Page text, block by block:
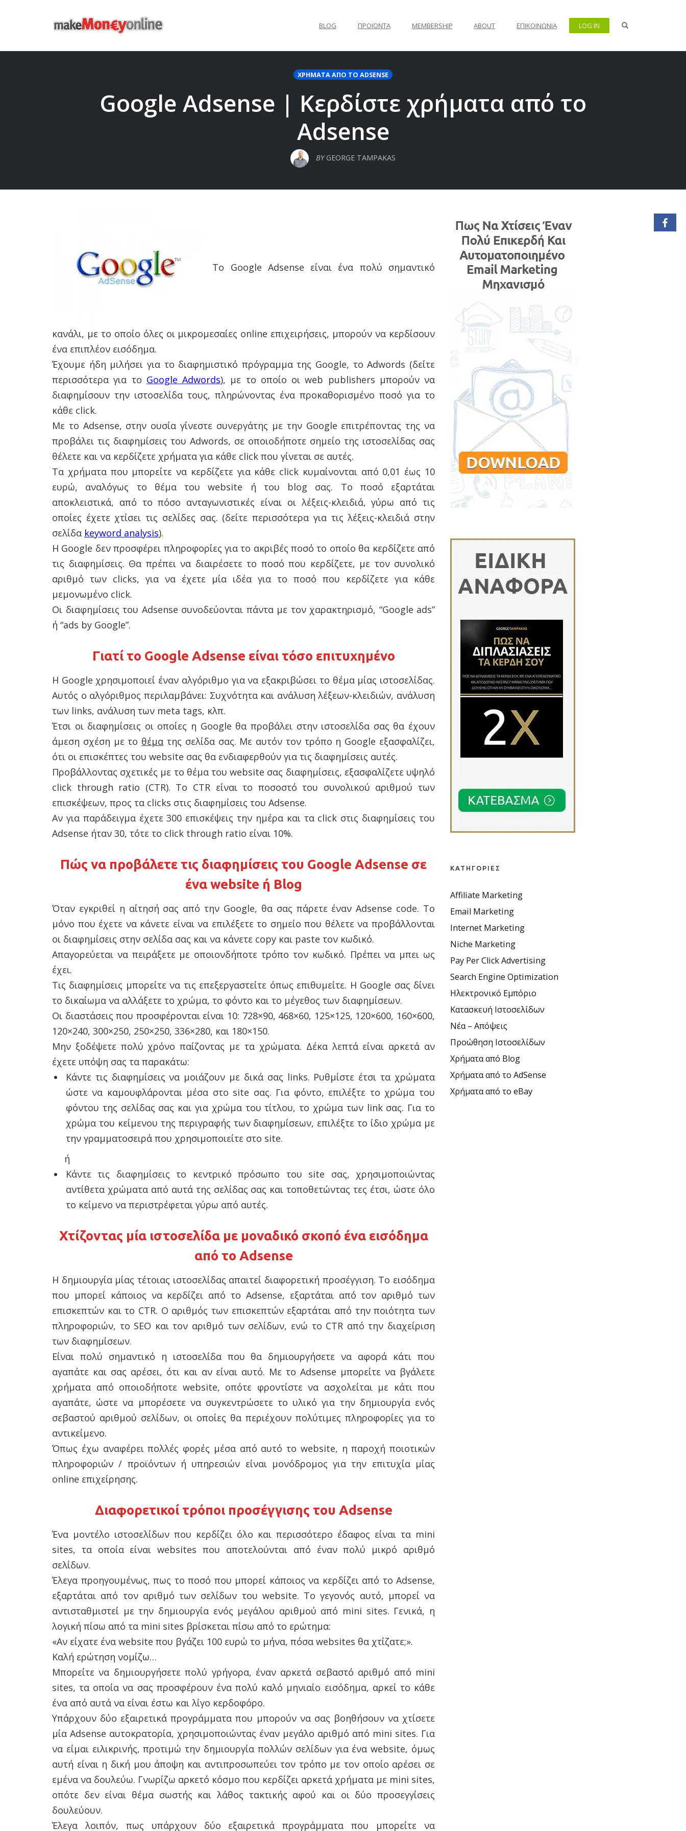
BLOG ΠΡΟΪΌΝΤΑ MEMBERSHIP ABOUT ΕΠΙΚΟΙΝΩΝΊΑ LOG IN
ΧΡΉΜΑΤΑ ΑΠΌ ΤΟ ADSENSE
Google Adsense | Κερδίστε χρήματα από το
Adsense
BY GEORGE TAMPAKAS
Το Google Adsense είναι ένα πολύ σημαντικό
κανάλι, με το οποίο όλες οι μικρομεσαίες online επιχειρήσεις, μπορούν να κερδίσουν
ένα επιπλέον εισόδημα.
Έχουμε ήδη μιλήσει για το διαφημιστικό πρόγραμμα της Google, το Αdwords (δείτε
περισσότερα για το Google Adwords), με το οποίο οι web publishers μπορούν να
διαφημίσουν την ιστοσελίδα τους, πληρώνοντας ένα προκαθορισμένο ποσό για το
κάθε click.
Με το Adsense, στην ουσία γίνεστε συνεργάτης με την Google επιτρέποντας της να
προβάλει τις διαφημίσεις του Adwords, σε οποιοδήποτε σημείο της ιστοσελίδας σας
θέλετε και να κερδίζετε χρήματα για κάθε click που γίνεται σε αυτές.
Τα χρήματα που μπορείτε να κερδίζετε για κάθε click κυμαίνονται από 0,01 έως 10
ευρώ, αναλόγως το θέμα του website ή του blog σας. Το ποσό εξαρτάται
αποκλειστικά, από το πόσο ανταγωνιστικές είναι οι λέξεις-κλειδιά, γύρω από τις
οποίες έχετε χτίσει τις σελίδες σας. (δείτε περισσότερα για τις λέξεις-κλειδιά στην
σελίδα keyword analysis).
Η Google δεν προσφέρει πληροφορίες για το ακριβές ποσό το οποίο θα κερδίζετε από
τις διαφημίσεις. Θα πρέπει να διαιρέσετε το ποσό που κερδίζετε, με τον συνολικό
αριθμό των clicks, για να έχετε μία ιδέα για το ποσό που κερδίζετε για κάθε
μεμονωμένο click.
Οι διαφημίσεις του Adsense συνοδεύονται πάντα με τον χαρακτηρισμό, “Google ads”
ή “ads by Google”.
Γιατί το Google Adsense είναι τόσο επιτυχημένο
Η Google χρησιμοποιεί έναν αλγόριθμο για να εξακριβώσει το θέμα μίας ιστοσελίδας.
Αυτός ο αλγόριθμος περιλαμβάνει: Συχνότητα και ανάλυση λέξεων-κλειδιών, ανάλυση
των links, ανάλυση των meta tags, κλπ.
Έτσι οι διαφημίσεις οι οποίες η Google θα προβάλει στην ιστοσελίδα σας θα έχουν
άμεση σχέση με το θέμα της σελίδα σας. Με αυτόν τον τρόπο η Google εξασφαλίζει,
ότι οι επισκέπτες του website σας θα ενδιαφερθούν για τις διαφημίσεις αυτές.
Προβάλλοντας σχετικές με το θέμα του website σας διαφημίσεις, εξασφαλίζετε υψηλό
click through ratio (CTR). Το CTR είναι το ποσοστό του συνολικού αριθμού των
επισκέψεων, προς τα clicks στις διαφημίσεις του Adsense.
Αν για παράδειγμα έχετε 300 επισκέψεις την ημέρα και τα click στις διαφημίσεις του
Adsense ήταν 30, τότε το click through ratio είναι 10%.
Πώς να προβάλετε τις διαφημίσεις του Google Adsense σε
ένα website ή Blog
Όταν εγκριθεί η αίτησή σας από την Google, θα σας πάρετε έναν Adsense code. Το
μόνο που έχετε να κάνετε είναι να επιλέξετε το σημείο που θέλετε να προβάλλονται
οι διαφημίσεις στην σελίδα σας και να κάνετε copy και paste τον κωδικό.
Απαγορεύεται να πειράξετε με οποιονδήποτε τρόπο τον κωδικό. Πρέπει να μπει ως
έχει.
Τις διαφημίσεις μπορείτε να τις επεξεργαστείτε όπως επιθυμείτε. Η Google σας δίνει
το δικαίωμα να αλλάξετε το χρώμα, το φόντο και το μέγεθος των διαφημίσεων.
Οι διαστάσεις που προσφέρονται είναι 10: 728×90, 468×60, 125×125, 120×600, 160×600,
120×240, 300×250, 250×250, 336×280, και 180×150.
Μην ξοδέψετε πολύ χρόνο παίζοντας με τα χρώματα. Δέκα λεπτά είναι αρκετά αν
έχετε υπόψη σας τα παρακάτω:
Κάντε τις διαφημίσεις να μοιάζουν με δικά σας links. Ρυθμίστε έτσι τα χρώματα
ώστε να καμουφλάρονται μέσα στο site σας. Για φόντο, επιλέξτε το χρώμα του
φόντου της σελίδας σας και για χρώμα του τίτλου, το χρώμα των link σας. Για το
χρώμα του κείμενου της περιγραφής των διαφημίσεων, επιλέξτε το ίδιο χρώμα με
την γραμματοσειρά που χρησιμοποιείτε στο site.
ή
Κάντε τις διαφημίσεις το κεντρικό πρόσωπο του site σας, χρησιμοποιώντας
αντίθετα χρώματα από αυτά της σελίδας σας και τοποθετώντας τες έτσι, ώστε όλο
το κείμενο να περιστρέφεται γύρω από αυτές.
Χτίζοντας μία ιστοσελίδα με μοναδικό σκοπό ένα εισόδημα
από το Adsense
Η δημιουργία μίας τέτοιας ιστοσελίδας απαιτεί διαφορετική προσέγγιση. Το εισόδημα
που μπορεί κάποιος να κερδίζει από το Adsense, εξαρτάται από τον αριθμό των
επισκεπτών και το CTR. Ο αριθμός των επισκεπτών εξαρτάται από την ποιότητα των
πληροφοριών, το SEO και τον αριθμό των σελίδων, ενώ το CTR από την διαχείριση
των διαφημίσεων.
Είναι πολύ σημαντικό η ιστοσελίδα που θα δημιουργήσετε να αφορά κάτι που
αγαπάτε και σας αρέσει, ότι και αν είναι αυτό. Με το Adsense μπορείτε να βγάλετε
χρήματα από οποιοδήποτε website, οπότε φροντίστε να ασχολείται με κάτι που
αγαπάτε, ώστε να μπορέσετε να συγκεντρώσετε το υλικό για την δημιουργία ενός
σεβαστού αριθμού σελίδων, οι οποίες θα περιέχουν πολύτιμες πληροφορίες για το
αντικείμενο.
Όπως έχω αναφέρει πολλές φορές μέσα από αυτό το website, η παροχή ποιοτικών
πληροφοριών / προϊόντων ή υπηρεσιών είναι μονόδρομος για την επιτυχία μίας
online επιχείρησης.
Διαφορετικοί τρόποι προσέγγισης του Adsense
Ένα μοντέλο ιστοσελίδων που κερδίζει όλο και περισσότερο έδαφος είναι τα mini
sites, τα οποία είναι websites που αποτελούνται από έναν πολύ μικρό αριθμό
σελίδων.
Έλεγα προηγουμένως, πως το ποσό που μπορεί κάποιος να κερδίζει από το Adsense,
εξαρτάται από τον αριθμό των σελίδων του website. Το γεγονός αυτό, μπορεί να
αντισταθμιστεί με την δημιουργία ενός μεγάλου αριθμού από mini sites. Γενικά, η
λογική πίσω από τα mini sites βρίσκεται πίσω από το ερώτημα:
«Αν είχατε ένα website που βγάζει 100 ευρώ το μήνα, πόσα websites θα χτίζατε;».
Καλή ερώτηση νομίζω…
Μπορείτε να δημιουργήσετε πολύ γρήγορα, έναν αρκετά σεβαστό αριθμό από mini
sites, τα οποία να σας προσφέρουν ένα πολύ καλό μηνιαίο εισόδημα, αρκεί το κάθε
ένα από αυτά να είναι έστω και λίγο κερδοφόρο.
Υπάρχουν δύο εξαιρετικά προγράμματα που μπορούν να σας βοηθήσουν να χτίσετε
μία Adsense αυτοκρατορία, χρησιμοποιώντας έναν μεγάλο αριθμό από mini sites. Για
να είμαι ειλικρινής, προτιμώ την δημιουργία πολλών σελίδων για ένα website, όμως
αυτή είναι η δική μου άποψη και αντιπροσωπεύει τον τρόπο με τον οποίο αρέσει σε
εμένα να δουλεύω. Γνωρίζω αρκετό κόσμο που κερδίζει αρκετά χρήματα με mini sites,
οπότε δεν είναι θέμα σωστής και λάθος τακτικής αφού και οι δύο προσεγγίσεις
δουλεύουν.
Έλεγα λοιπόν, πως υπάρχουν δύο εξαιρετικά προγράμματα που μπορείτε να
ΚΑΤΗΓΟΡΊΕΣ
Affiliate Marketing
Email Marketing
Internet Marketing
Niche Marketing
Pay Per Click Advertising
Search Engine Optimization
Ηλεκτρονικό Εμπόριο
Κατασκευή Ιστοσελίδων
Νέα – Απόψεις
Προώθηση Ιστοσελίδων
Χρήματα από Blog
Χρήματα από το AdSense
Χρήματα από το eBay